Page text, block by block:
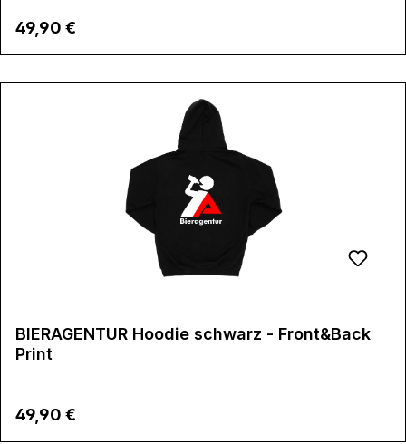
Regulärer Preis:
49,90 €
BIERAGENTUR Hoodie schwarz - Front&Back
Print
Regulärer Preis:
49,90 €